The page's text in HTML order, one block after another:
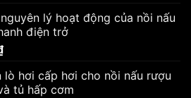
lý hoạt động của nồi nấu
điện trở
lò hơi cấp hơi cho nồi nấu rượu
tủ hấp cơm